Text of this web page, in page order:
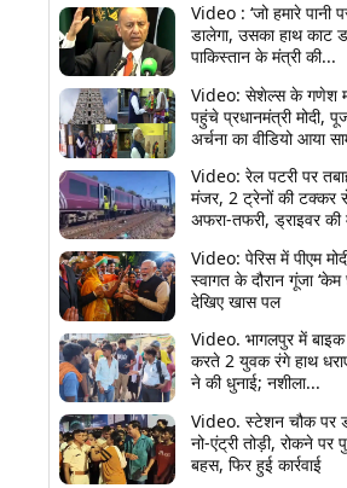
Video : ‘जो हमारे पानी
डालेगा, उसका हाथ काट
पाकिस्तान के मंत्री की...
Video: सेशेल्स के गणेश
पहुंचे प्रधानमंत्री मोदी,
अर्चना का वीडियो आया
Video: रेल पटरी पर
मंजर, 2 ट्रेनों की टक्कर
अफरा-तफरी, ड्राइवर की
Video: पेरिस में पीएम
स्वागत के दौरान गूंजा ‘केम
देखिए खास पल
Video. भागलपुर में बाइक
करते 2 युवक रंगे हाथ
ने की धुनाई; नशीला...
Video. स्टेशन चौक पर
नो-एंट्री तोड़ी, रोकने पर
बहस, फिर हुई कार्रवाई